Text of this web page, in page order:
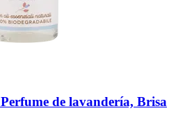
Perfume de lavandería, Brisa